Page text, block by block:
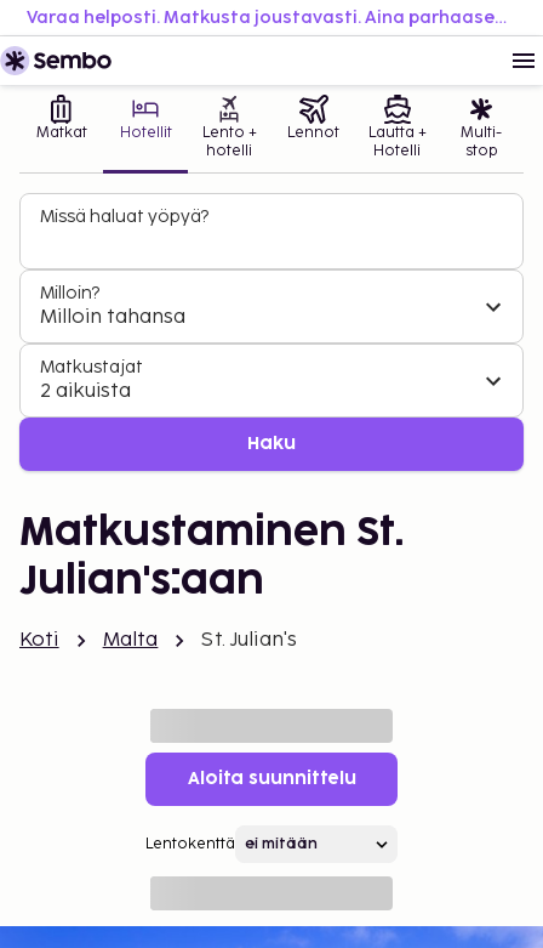
Varaa helposti. Matkusta joustavasti. Aina parhaaseen hintaan.
Matkat Hotellit
Lento +
hotelli
Lennot
Lautta +
Hotelli
Multi-
stop
Missä haluat yöpyä?
Milloin?
Milloin tahansa
Matkustajat
2 aikuista
Haku
Matkustaminen St.
Julian's:aan
Koti Malta St. Julian's
Aloita suunnittelu
Lentokenttä